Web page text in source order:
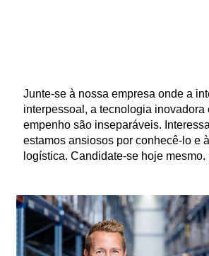
Junte-se à nossa empresa onde a
interpessoal, a tecnologia inovadora
empenho são inseparáveis.
estamos ansiosos por conhecê-lo e
logística. Candidate-se hoje mesmo.